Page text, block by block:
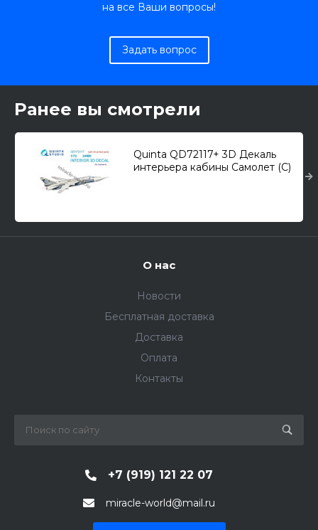
на все Ваши вопросы!
Задать вопрос
Ранее вы смотрели
Quinta QD72117+ 3D Декаль
интерьера кабины Самолет (С)
О нас
Новости
Бесплатная доставка
Доставка
Оплата
Контакты
+7 (919) 121 22 07
miracle-world@mail.ru